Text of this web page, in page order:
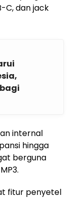
C, dan jack
internal
hingga
berguna
fitur penyetel